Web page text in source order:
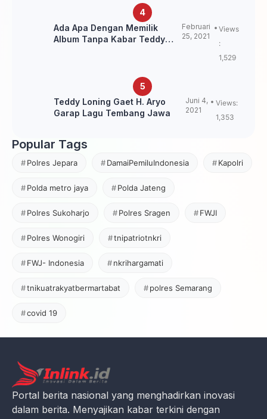
Ada Apa Dengan Memilik
Album Tanpa Kabar Teddy
Februari
25, 2021
Views
:
1,529
Teddy Loning Gaet H. Aryo
Garap Lagu Tembang Jawa
Juni 4,
2021
Views:
1,353
Popular Tags
Polres Jepara DamaiPemiluIndonesia Kapolri
Polda metro jaya Polda Jateng
Polres Sukoharjo Polres Sragen FWJI
Polres Wonogiri tnipatriotnkri
FWJ- Indonesia nkrihargamati
tnikuatrakyatbermartabat polres Semarang
covid 19
Portal berita nasional yang menghadirkan inovasi
dalam berita. Menyajikan kabar terkini dengan